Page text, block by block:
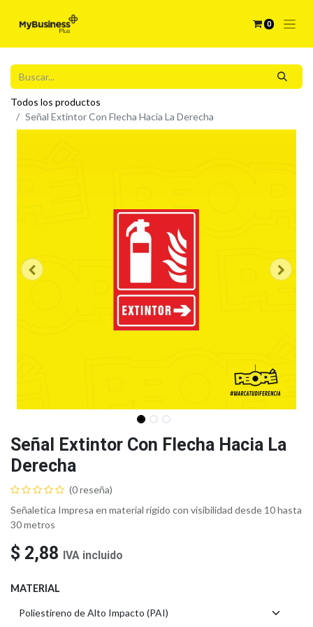
0
Todos los productos
Señal Extintor Con Flecha Hacia La Derecha
Señal Extintor Con Flecha Hacia La
Derecha
(0 reseña)
Señaletica Impresa en material rígido con visibilidad desde 10 hasta
30 metros
$ 2,88 IVA incluido
MATERIAL